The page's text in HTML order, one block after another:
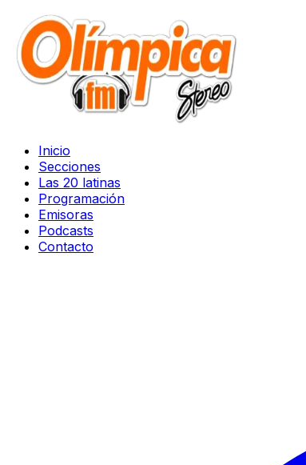
Inicio
Secciones
Las 20 latinas
Programación
Emisoras
Podcasts
Contacto